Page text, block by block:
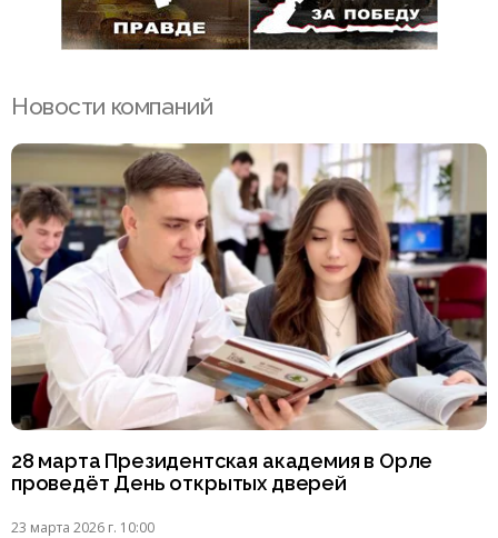
Новости компаний
28 марта Президентская академия в Орле
проведёт День открытых дверей
23 марта 2026 г. 10:00